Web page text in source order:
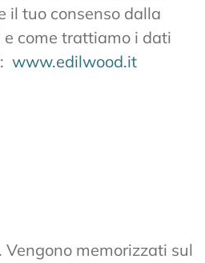
il tuo consenso dalla
e come trattiamo i dati
www.edilwood.it
memorizzati sul